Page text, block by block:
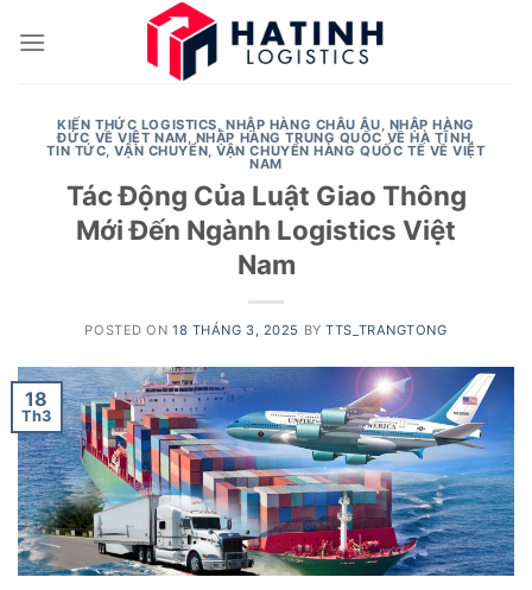
KIẾN THỨC LOGISTICS,NHẬP HÀNG CHÂU ÂU, NHẬP HÀNG
ĐỨC VỀ VIỆT NAM,NHẬP HÀNG TRUNG QUỐC VỀ HÀ TĨNH,
TIN TỨC,VẬN CHUYỂN,VẬN CHUYỂN HÀNG QUỐC TẾ VỀ VIỆT
NAM
Tác Động Của Luật Giao Thông
Mới Đến Ngành Logistics Việt
Nam
POSTED ON18 THÁNG 3, 2025 BYTTS_TRANGTONG
18
Th3